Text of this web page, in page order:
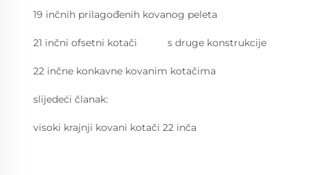
19 inčnih prilagođenih kovanog peleta
21 inčni ofsetni kotači s druge konstrukcije
22 inčne konkavne kovanim kotačima
slijedeći članak:
visoki krajnji kovani kotači 22 inča